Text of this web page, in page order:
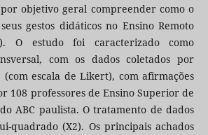
objetivo geral compreender como o
gestos didáticos no Ensino Remoto
O estudo foi caracterizado como
com os dados coletados por
escala de Likert), com afirmações
108 professores de Ensino Superior de
ABC paulista. O tratamento de dados
quadrado (X2). Os principais achados